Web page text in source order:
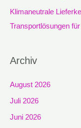
Klimaneutrale
Transportlösungen
Archiv
August 2026
Juli 2026
Juni 2026